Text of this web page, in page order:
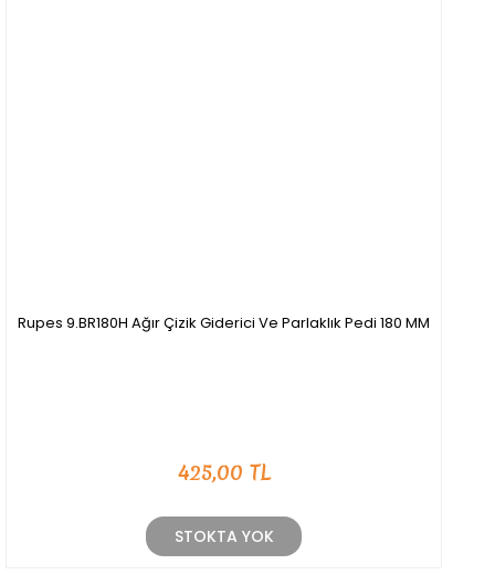
Rupes 9.BR180H Ağır Çizik Giderici Ve Parlaklık Pedi 180 MM
425,00 TL
STOKTA YOK